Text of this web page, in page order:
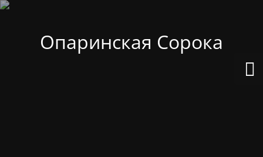
Опаринская Сорока